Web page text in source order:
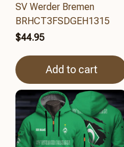
SV Werder Bremen
BRHCT3FSDGEH1315
$44.95
Add to cart